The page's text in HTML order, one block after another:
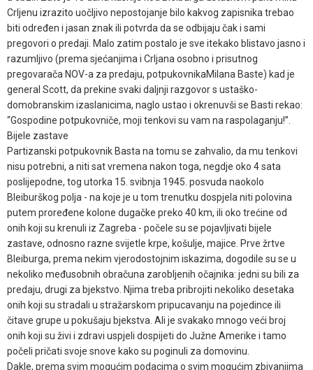
Crljenu izrazito uočljivo nepostojanje bilo kakvog zapisnika trebao
biti određen i jasan znak ili potvrda da se odbijaju čak i sami
pregovori o predaji. Malo zatim postalo je sve itekako blistavo jasno i
razumljivo (prema sjećanjima i Crljana osobno i prisutnog
pregovarača NOV-a za predaju, potpukovnikaMilana Baste) kad je
general Scott, da prekine svaki daljnji razgovor s ustaško-
domobranskim izaslanicima, naglo ustao i okrenuvši se Basti rekao:
“Gospodine potpukovniče, moji tenkovi su vam na raspolaganju!”.
Bijele zastave
Partizanski potpukovnik Basta na tomu se zahvalio, da mu tenkovi
nisu potrebni, a niti sat vremena nakon toga, negdje oko 4 sata
poslijepodne, tog utorka 15. svibnja 1945. posvuda naokolo
Bleiburškog polja - na koje je u tom trenutku dospjela niti polovina
putem proređene kolone dugačke preko 40 km, ili oko trećine od
onih koji su krenuli iz Zagreba - počele su se pojavljivati bijele
zastave, odnosno razne svijetle krpe, košulje, majice. Prve žrtve
Bleiburga, prema nekim vjerodostojnim iskazima, dogodile su se u
nekoliko međusobnih obračuna zarobljenih očajnika: jedni su bili za
predaju, drugi za bjekstvo. Njima treba pribrojiti nekoliko desetaka
onih koji su stradali u stražarskom pripucavanju na pojedince ili
čitave grupe u pokušaju bjekstva. Ali je svakako mnogo veći broj
onih koji su živi i zdravi uspjeli dospijeti do Južne Amerike i tamo
počeli pričati svoje snove kako su poginuli za domovinu.
Dakle, prema svim mogućim podacima o svim mogućim zbivanjima